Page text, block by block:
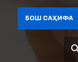
БОШ САҲИФА